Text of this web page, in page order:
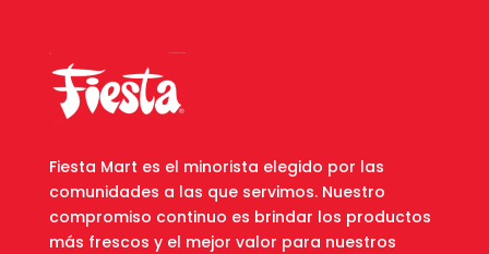
Fiesta Mart es el minorista elegido por las
comunidades a las que servimos. Nuestro
compromiso continuo es brindar los productos
más frescos y el mejor valor para nuestros